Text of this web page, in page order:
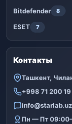
Bitdefender 8
ESET 7
Контакты
Ташкент,
+998 71 200
info@starlab.uz
Пн — Пт